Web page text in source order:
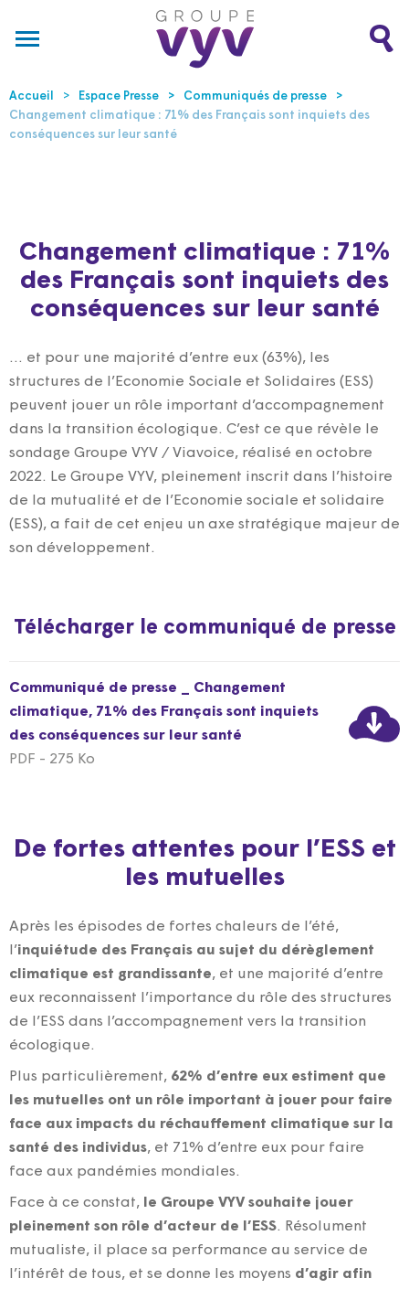
Accueil Espace Presse
Communiqués de presse
Changement climatique : 71% des Français sont inquiets des
conséquences sur leur santé
Changement climatique : 71%
des Français sont inquiets des
conséquences sur leur santé
… et pour une majorité d’entre eux (63%), les
structures de l’Economie Sociale et Solidaires (ESS)
peuvent jouer un rôle important d’accompagnement
dans la transition écologique. C’est ce que révèle le
sondage Groupe VYV / Viavoice, réalisé en octobre
2022. Le Groupe VYV, pleinement inscrit dans l’histoire
de la mutualité et de l’Economie sociale et solidaire
(ESS), a fait de cet enjeu un axe stratégique majeur de
son développement.
Télécharger le communiqué de presse
Communiqué de presse _ Changement
climatique, 71% des Français sont inquiets
des conséquences sur leur santé
PDF - 275 Ko
De fortes attentes pour l’ESS et
les mutuelles
Après les épisodes de fortes chaleurs de l’été,
l’inquiétude des Français au sujet du dérèglement
climatique est grandissante, et une majorité d’entre
eux reconnaissent l’importance du rôle des structures
de l’ESS dans l’accompagnement vers la transition
écologique.
Plus particulièrement, 62% d’entre eux estiment que
les mutuelles ont un rôle important à jouer pour faire
face aux impacts du réchauffement climatique sur la
santé des individus, et 71% d’entre eux pour faire
face aux pandémies mondiales.
Face à ce constat,
le Groupe VYV souhaite jouer
pleinement son rôle d’acteur de l’ESS. Résolument
mutualiste, il place sa performance au service de
l’intérêt de tous, et se donne les moyens d’agir afin